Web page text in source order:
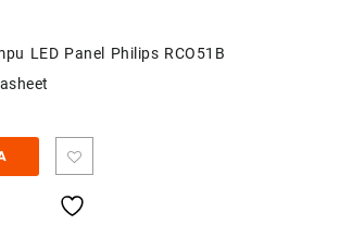
LED Panel Philips RCO51B